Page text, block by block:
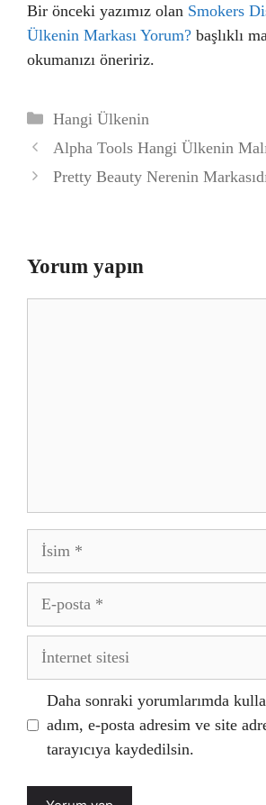
Bir önceki yazımız olan Smokers
Ülkenin Markası Yorum? başlıklı
okumanızı öneririz.
Kategoriler
Hangi Ülkenin
Alpha Tools Hangi Ülkenin
Pretty Beauty Nerenin
Yorum yapın
İsim
posta
İnternet
Daha sonraki yorumlarımda
adım, e-posta adresim ve site
tarayıcıya kaydedilsin.